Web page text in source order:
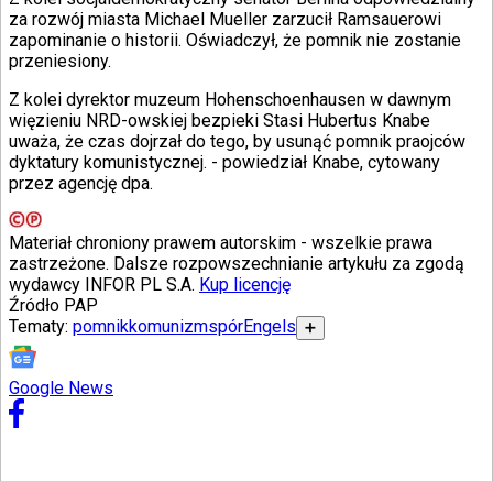
Podróże
Polska
Europa
Świat
Ubezpieczenie
Moja szkoła
Pogoda
Moto
Quizy
Zdrowie
Profilaktyka
Diety
Nieruchomości
Architektura i design
Aktualności
za rozwój miasta Michael Mueller zarzucił Ramsauerowi
zapominanie o historii. Oświadczył, że pomnik nie zostanie
przeniesiony.
Z kolei dyrektor muzeum Hohenschoenhausen w dawnym
więzieniu NRD-owskiej bezpieki Stasi Hubertus Knabe
uważa, że czas dojrzał do tego, by usunąć pomnik praojców
dyktatury komunistycznej. - powiedział Knabe, cytowany
przez agencję dpa.
Materiał chroniony prawem autorskim - wszelkie prawa
zastrzeżone. Dalsze rozpowszechnianie artykułu za zgodą
wydawcy INFOR PL S.A. Kup licencję
Źródło PAP
Tematy: pomnikkomunizmspórEngels ➕
Google News